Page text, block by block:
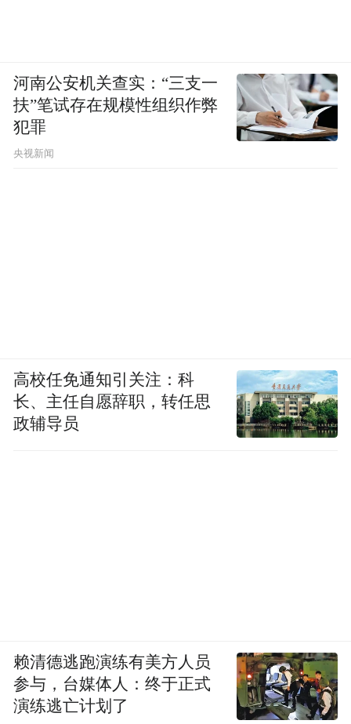
河南公安机关查实：“三支一
扶”笔试存在规模性组织作弊
犯罪
央视新闻
高校任免通知引关注：科
长、主任自愿辞职，转任思
政辅导员
赖清德逃跑演练有美方人员
参与，台媒体人：终于正式
演练逃亡计划了